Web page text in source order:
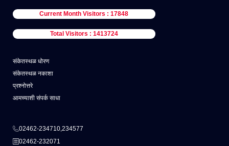
Current Month Visitors : 17848
Total Visitors : 1413724
संकेतस्थळ धोरण
संकेतस्थळ नकाशा
प्रश्नोत्तरे
आमच्याशी संपर्क साधा
02462-234710,234577
02462-232071